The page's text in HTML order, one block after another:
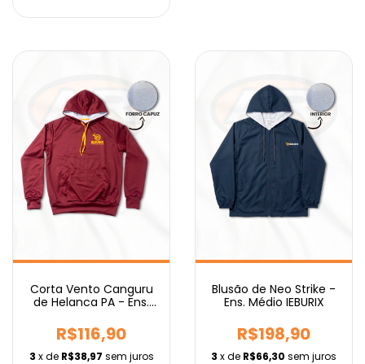
Corta Vento Canguru
de Helanca PA - Ens.
R$116,90
3 x de R$38,97 sem juros
Blusão de Neo Strike -
Ens. Médio IEBURIX
R$198,90
3 x de R$66,30 sem juros